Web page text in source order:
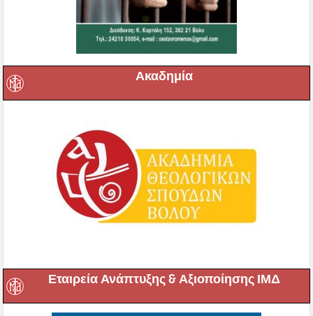
Ακαδημία
Εταιρεία Ανάπτυξης & Αξιοποίησης ΙΜΔ